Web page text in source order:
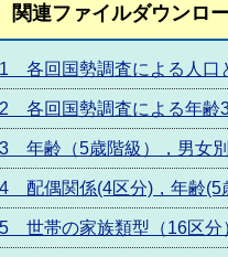
関連ファイルダウンロ
各回国勢調査による人口
各回国勢調査による年齢
年齢（5歳階級），男女
配偶関係(4区分)，年齢(5
世帯の家族類型（16区分